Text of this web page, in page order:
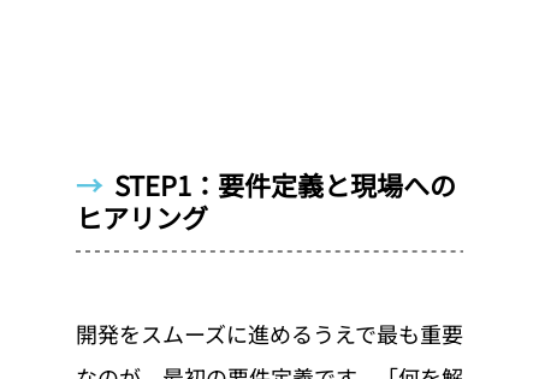
→ STEP1：要件定義と現場への
ヒアリング
開発をスムーズに進めるうえで最も重要